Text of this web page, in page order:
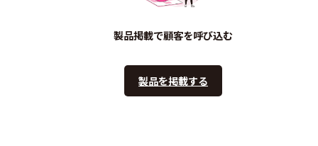
製品掲載で顧客を呼び込む
製品を掲載する